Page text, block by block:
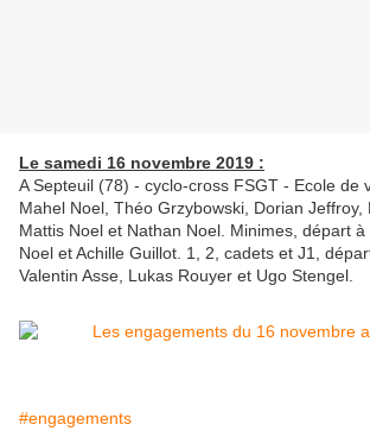
Le samedi 16 novembre 2019 :
A Septeuil (78) - cyclo-cross FSGT - Ecole de
Mahel Noel, Théo Grzybowski, Dorian Jeffroy,
Mattis Noel et Nathan Noel. Minimes, départ
Noel et Achille Guillot. 1, 2, cadets et J1,
Valentin Asse, Lukas Rouyer et Ugo Stengel.
#engagements